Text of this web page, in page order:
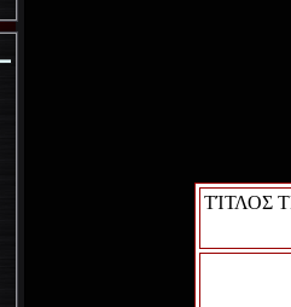
ΤΊΤΛΟΣ